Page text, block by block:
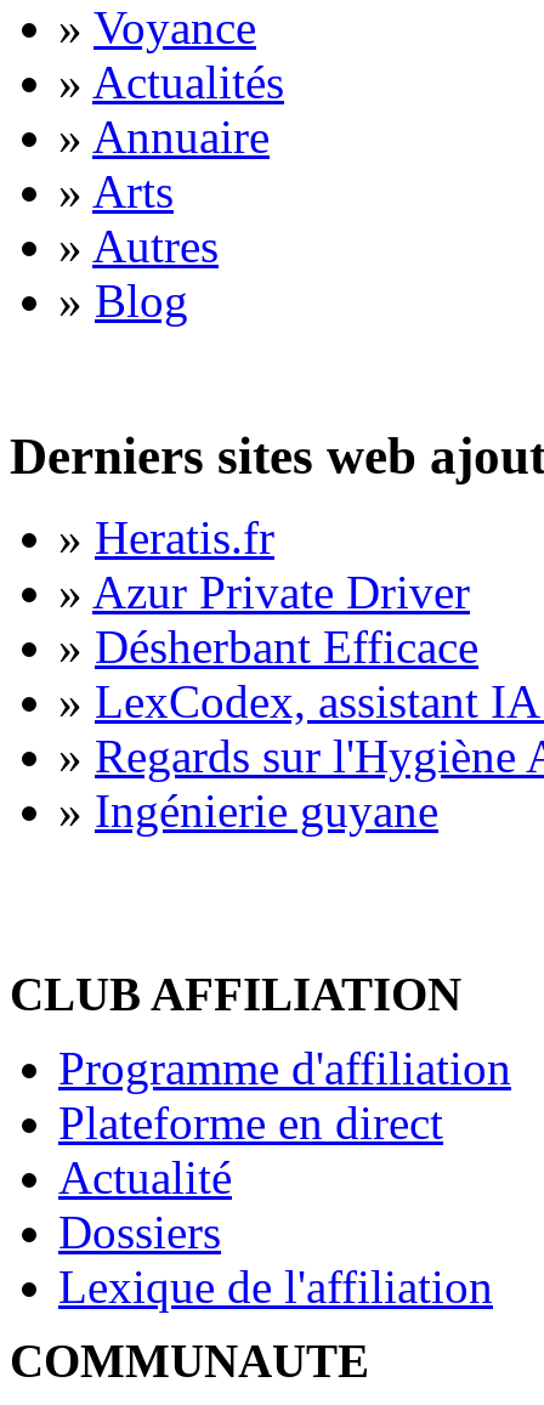
» Voyance
» Actualités
» Annuaire
» Arts
» Autres
» Blog
Derniers sites web
» Heratis.fr
» Azur Private Driver
» Désherbant Efficace
» LexCodex, assistant
» Regards sur l'Hygiène
» Ingénierie guyane
CLUB AFFILIATION
Programme d'affiliation
Plateforme en direct
Actualité
Dossiers
Lexique de l'affiliation
COMMUNAUTE